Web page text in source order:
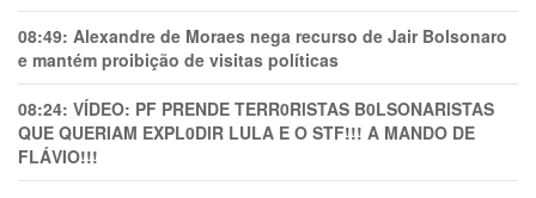
08:49: Alexandre de Moraes nega recurso de Jair Bolsonaro
e mantém proibição de visitas políticas
08:24: VÍDEO: PF PRENDE TERR0RlSTAS B0LSONARlSTAS
QUE QUERIAM EXPL0DlR LULA E O STF!!! A MANDO DE
FLÁVIO!!!